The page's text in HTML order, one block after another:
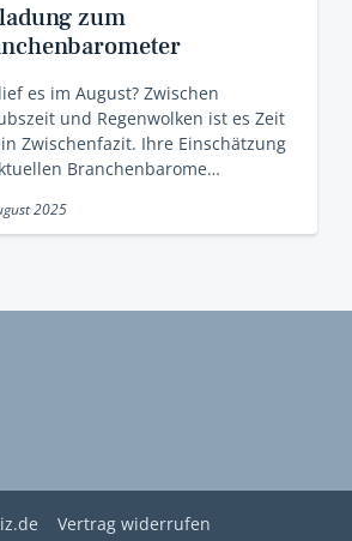
zum
es im August? Zwischen
und Regenwolken ist es Zeit
Zwischenfazit. Ihre Einschätzung
Branchenbarome…
2025
Vertrag widerrufen